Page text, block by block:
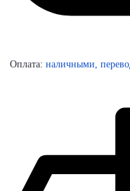
Оплата: наличными,